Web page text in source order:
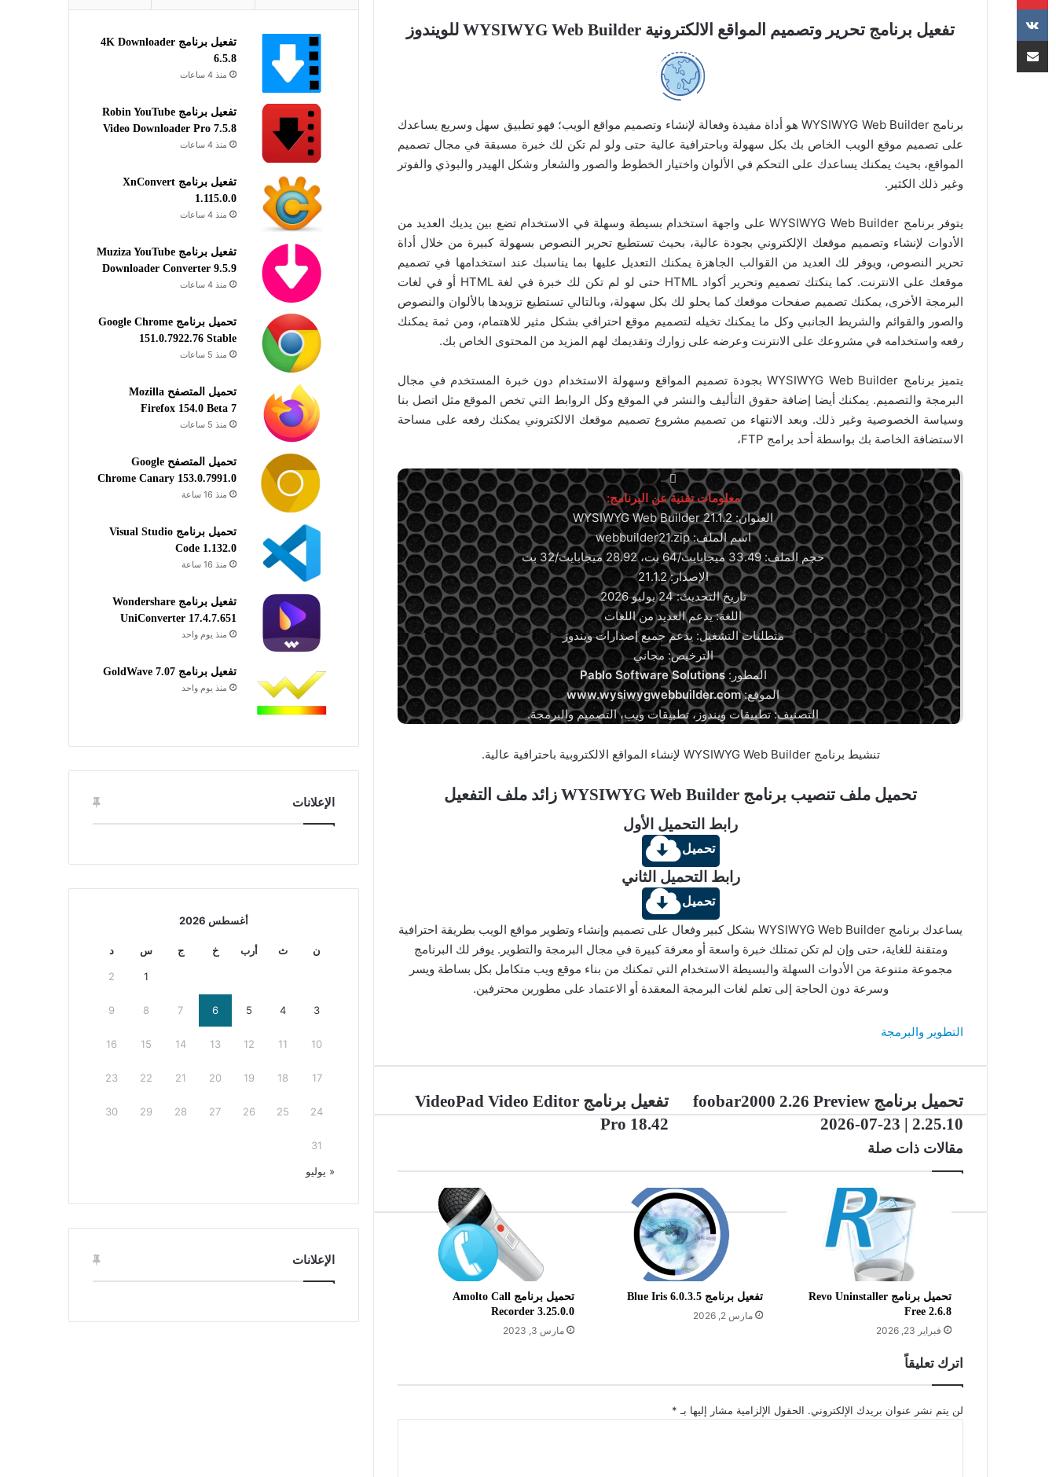
تفعيل برنامج تحرير وتصميم المواقع الالكترونية WYSIWYG Web Builder للويندوز
برنامج WYSIWYG Web Builder هو أداة مفيدة وفعالة لإنشاء وتصميم مواقع الويب؛ فهو تطبيق سهل وسريع يساعدك
على تصميم موقع الويب الخاص بك بكل سهولة وباحترافية عالية حتى ولو لم تكن لك خبرة مسبقة في مجال تصميم
المواقع، بحيث يمكنك يساعدك على التحكم في الألوان واختيار الخطوط والصور والشعار وشكل الهيدر والبوذي والفوتر
وغير ذلك الكثير.
يتوفر برنامج WYSIWYG Web Builder على واجهة استخدام بسيطة وسهلة في الاستخدام تضع بين يديك العديد من
الأدوات لإنشاء وتصميم موقعك الإلكتروني بجودة عالية، بحيث تستطيع تحرير النصوص بسهولة كبيرة من خلال أداة
تحرير النصوص، ويوفر لك العديد من القوالب الجاهزة يمكنك التعديل عليها بما يناسبك عند استخدامها في تصميم
موقعك على الانترنت. كما ينكتك تصميم وتحرير أكواد HTML حتى لو لم تكن لك خبرة في لغة HTML أو في لغات
البرمجة الأخرى، يمكنك تصميم صفحات موقعك كما يحلو لك بكل سهولة، وبالتالي تستطيع تزويدها بالألوان والنصوص
والصور والقوائم والشريط الجانبي وكل ما يمكنك تخيله لتصميم موقع احترافي بشكل مثير للاهتمام، ومن ثمة يمكنك
رفعه واستخدامه في مشروعك على الانترنت وعرضه على زوارك وتقديمك لهم المزيد من المحتوى الخاص بك.
يتميز برنامج WYSIWYG Web Builder بجودة تصميم المواقع وسهولة الاستخدام دون خبرة المستخدم في مجال
البرمجة والتصميم. يمكنك أيضا إضافة حقوق التأليف والنشر في الموقع وكل الروابط التي تخص الموقع مثل اتصل بنا
وسياسة الخصوصية وغير ذلك. وبعد الانتهاء من تصميم مشروع تصميم موقعك الالكتروني يمكنك رفعه على مساحة
الاستضافة الخاصة بك بواسطة أحد برامج FTP،
معلومات تقنية عن البرنامج:
العنوان: WYSIWYG Web Builder 21.1.2
اسم الملف: webbuilder21.zip
حجم الملف: 33.49 ميجابايت/64 بت، 28.92 ميجابايت/32 بت
الإصدار: 21.1.2
تاريخ التحديث: 24 يوليو 2026
اللغة: يدعم العديد من اللغات
متطلبات التشغيل: يدعم جميع إصدارات ويندوز
الترخيص: مجاني
المطور:Pablo Software Solutions
الموقع:www.wysiwygwebbuilder.com
التصنيف: تطبيقات ويندوز، تطبيقات ويب، التصميم والبرمجة.
تنشيط برنامج WYSIWYG Web Builder لإنشاء المواقع الالكتروبية باحترافية عالية.
تحميل ملف تنصيب برنامج WYSIWYG Web Builder زائد ملف التفعيل
رابط التحميل الأول
تحميل
رابط التحميل الثاني
تحميل
يساعدك برنامج WYSIWYG Web Builder بشكل كبير وفعال على تصميم وإنشاء وتطوير مواقع الويب بطريقة احترافية
ومتقنة للغاية، حتى وإن لم تكن تمتلك خبرة واسعة أو معرفة كبيرة في مجال البرمجة والتطوير. يوفر لك البرنامج
مجموعة متنوعة من الأدوات السهلة والبسيطة الاستخدام التي تمكنك من بناء موقع ويب متكامل بكل بساطة ويسر
وسرعة دون الحاجة إلى تعلم لغات البرمجة المعقدة أو الاعتماد على مطورين محترفين.
التطوير والبرمجة
تحميل
برنامج
foobar2000
2.26
23
تحميل برنامج foobar2000 2.26 Preview
2026-07-23 | 2.25.10
تفعيل
برنامج
VideoPad
18.42
تفعيل برنامج VideoPad Video Editor
Pro 18.42
مقالات ذات صلة
تحميل برنامج Revo Uninstaller
Free 2.6.8
فبراير 23, 2026
تفعيل برنامج Blue Iris 6.0.3.5
مارس 2, 2026
تحميل برنامج Amolto Call
Recorder 3.25.0.0
مارس 3, 2023
اترك تعليقاً
لن يتم نشر عنوان بريدك الإلكتروني. الحقول الإلزامية مشار إليها بـ *
تفعيل برنامج 4K Downloader
6.5.8
منذ 4 ساعات
تفعيل برنامج Robin YouTube
Video Downloader Pro 7.5.8
منذ 4 ساعات
تفعيل برنامج XnConvert
1.115.0.0
منذ 4 ساعات
تفعيل برنامج Muziza YouTube
Downloader Converter 9.5.9
منذ 4 ساعات
تحميل برنامج Google Chrome
151.0.7922.76 Stable
منذ 5 ساعات
تحميل المتصفح Mozilla
Firefox 154.0 Beta 7
منذ 5 ساعات
تحميل المتصفح Google
Chrome Canary 153.0.7991.0
منذ 16 ساعة
تحميل برنامج Visual Studio
Code 1.132.0
منذ 16 ساعة
تفعيل برنامج Wondershare
UniConverter 17.4.7.651
منذ يوم واحد
تفعيل برنامج GoldWave 7.07
منذ يوم واحد
الإعلانات
أغسطس 2026
ن ث أرب خ ج س د
1
2
3
4
5
6
7
8
9
10
11
12
13
14
15
16
17
18
19
20
21
22
23
24
25
26
27
28
29
30
31
« يوليو
الإعلانات
مشاركة عبر البريد